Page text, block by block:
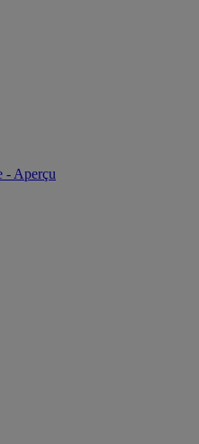
- Aperçu